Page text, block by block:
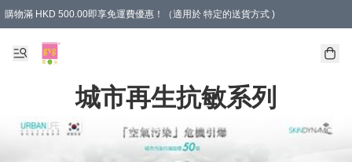
購物滿 HKD 500.00即享免運費優惠！（適用於 特定的送貨方式 )
城市再生抗敏系列